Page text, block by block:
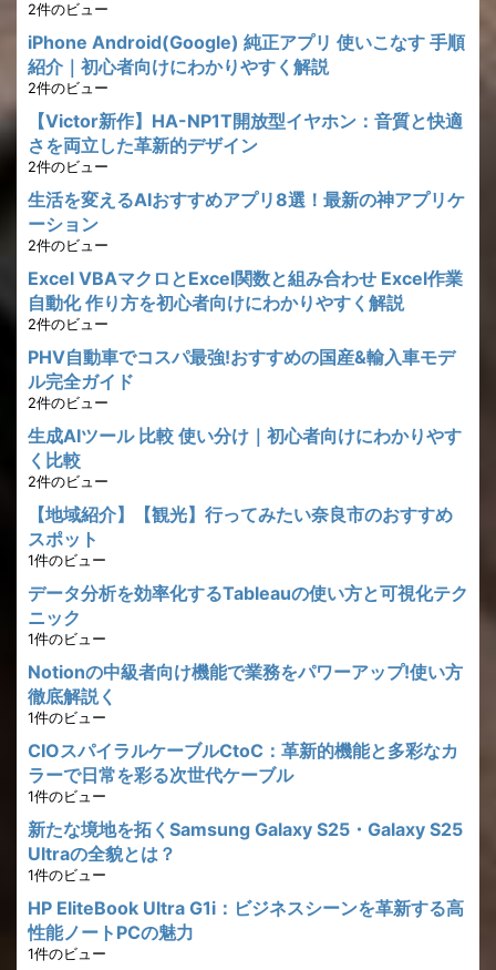
2件のビュー
iPhone Android(Google) 純正アプリ 使いこなす 手順
紹介｜初心者向けにわかりやすく解説
2件のビュー
【Victor新作】HA-NP1T開放型イヤホン：音質と快適
さを両立した革新的デザイン
2件のビュー
生活を変えるAIおすすめアプリ8選！最新の神アプリケ
ーション
2件のビュー
Excel VBAマクロとExcel関数と組み合わせ Excel作業
自動化 作り方を初心者向けにわかりやすく解説
2件のビュー
PHV自動車でコスパ最強!おすすめの国産&輸入車モデ
ル完全ガイド
2件のビュー
生成AIツール 比較 使い分け｜初心者向けにわかりやす
く比較
2件のビュー
【地域紹介】【観光】行ってみたい奈良市のおすすめ
スポット
1件のビュー
データ分析を効率化するTableauの使い方と可視化テク
ニック
1件のビュー
Notionの中級者向け機能で業務をパワーアップ!使い方
徹底解説く
1件のビュー
CIOスパイラルケーブルCtoC：革新的機能と多彩なカ
ラーで日常を彩る次世代ケーブル
1件のビュー
新たな境地を拓くSamsung Galaxy S25・Galaxy S25
Ultraの全貌とは？
1件のビュー
HP EliteBook Ultra G1i：ビジネスシーンを革新する高
性能ノートPCの魅力
1件のビュー